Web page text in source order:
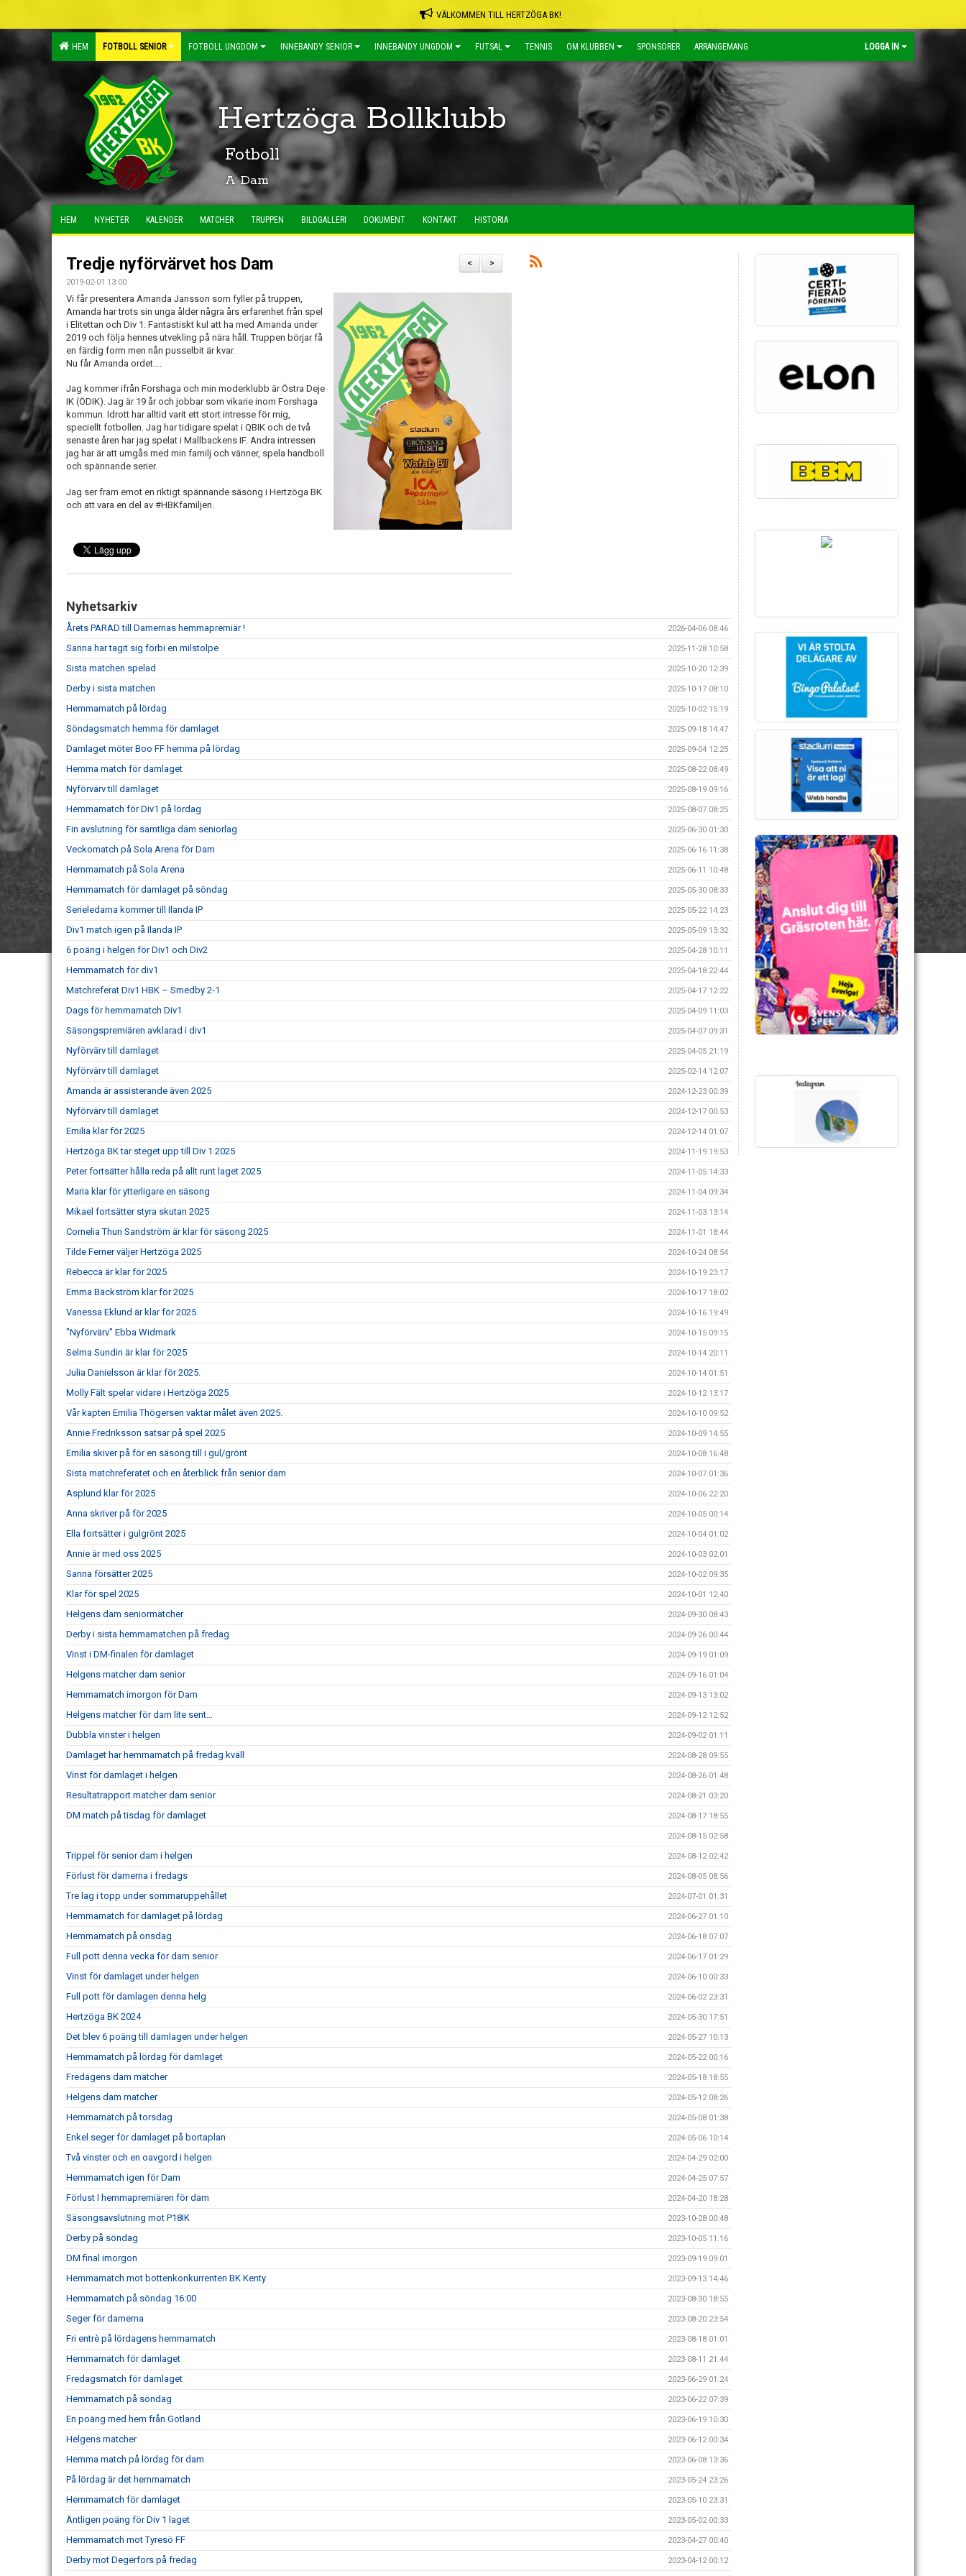
VÄLKOMMEN TILL HERTZÖGA BK!
HEM FOTBOLL SENIOR FOTBOLL UNGDOM INNEBANDY SENIOR INNEBANDY UNGDOM FUTSAL TENNIS OM KLUBBEN SPONSORER ARRANGEMANG LOGGA IN
Hertzöga Bollklubb
Fotboll
A Dam
HEM NYHETER KALENDER MATCHER TRUPPEN BILDGALLERI DOKUMENT KONTAKT HISTORIA
>
<
Tredje nyförvärvet hos Dam
2019-02-01 13:00
Vi får presentera Amanda Jansson som fyller på truppen,
Amanda har trots sin unga ålder några års erfarenhet från spel
i Elitettan och Div 1. Fantastiskt kul att ha med Amanda under
2019 och följa hennes utvekling på nära håll. Truppen börjar få
en färdig form men nån pusselbit är kvar.
Nu får Amanda ordet….
Jag kommer ifrån Forshaga och min moderklubb är Östra Deje
IK (ÖDIK). Jag är 19 år och jobbar som vikarie inom Forshaga
kommun. Idrott har alltid varit ett stort intresse för mig,
speciellt fotbollen. Jag har tidigare spelat i QBIK och de två
senaste åren har jag spelat i Mallbackens IF. Andra intressen
jag har är att umgås med min familj och vänner, spela handboll
och spännande serier.
Jag ser fram emot en riktigt spännande säsong i Hertzöga BK
och att vara en del av #HBKfamiljen.
Nyhetsarkiv
Årets PARAD till Damernas hemmapremiär ! 2026-04-06 08:46
Sanna har tagit sig förbi en milstolpe 2025-11-28 10:58
Sista matchen spelad 2025-10-20 12:39
Derby i sista matchen 2025-10-17 08:10
Hemmamatch på lördag 2025-10-02 15:19
Söndagsmatch hemma för damlaget 2025-09-18 14:47
Damlaget möter Boo FF hemma på lördag 2025-09-04 12:25
Hemma match för damlaget 2025-08-22 08:49
Nyförvärv till damlaget 2025-08-19 09:16
Hemmamatch för Div1 på lördag 2025-08-07 08:25
Fin avslutning för samtliga dam seniorlag 2025-06-30 01:30
Veckomatch på Sola Arena för Dam 2025-06-16 11:38
Hemmamatch på Sola Arena 2025-06-11 10:48
Hemmamatch för damlaget på söndag 2025-05-30 08:33
Serieledarna kommer till Ilanda IP 2025-05-22 14:23
Div1 match igen på Ilanda IP 2025-05-09 13:32
6 poäng i helgen för Div1 och Div2 2025-04-28 10:11
Hemmamatch för div1 2025-04-18 22:44
Matchreferat Div1 HBK – Smedby 2-1 2025-04-17 12:22
Dags för hemmamatch Div1 2025-04-09 11:03
Säsongspremiären avklarad i div1 2025-04-07 09:31
Nyförvärv till damlaget 2025-04-05 21:19
Nyförvärv till damlaget 2025-02-14 12:07
Amanda är assisterande även 2025 2024-12-23 00:39
Nyförvärv till damlaget 2024-12-17 00:53
Emilia klar för 2025 2024-12-14 01:07
Hertzöga BK tar steget upp till Div 1 2025 2024-11-19 19:53
Peter fortsätter hålla reda på allt runt laget 2025 2024-11-05 14:33
Maria klar för ytterligare en säsong 2024-11-04 09:34
Mikael fortsätter styra skutan 2025 2024-11-03 13:14
Cornelia Thun Sandström är klar för säsong 2025 2024-11-01 18:44
Tilde Ferner väljer Hertzöga 2025 2024-10-24 08:54
Rebecca är klar för 2025 2024-10-19 23:17
Emma Bäckström klar för 2025 2024-10-17 18:02
Vanessa Eklund är klar för 2025 2024-10-16 19:49
"Nyförvärv" Ebba Widmark 2024-10-15 09:15
Selma Sundin är klar för 2025 2024-10-14 20:11
Julia Danielsson är klar för 2025. 2024-10-14 01:51
Molly Fält spelar vidare i Hertzöga 2025 2024-10-12 13:17
Vår kapten Emilia Thögersen vaktar målet även 2025. 2024-10-10 09:52
Annie Fredriksson satsar på spel 2025 2024-10-09 14:55
Emilia skiver på för en säsong till i gul/grönt 2024-10-08 16:48
Sista matchreferatet och en återblick från senior dam 2024-10-07 01:36
Asplund klar för 2025 2024-10-06 22:20
Anna skriver på för 2025 2024-10-05 00:14
Ella fortsätter i gulgrönt 2025 2024-10-04 01:02
Annie är med oss 2025 2024-10-03 02:01
Sanna försätter 2025 2024-10-02 09:35
Klar för spel 2025 2024-10-01 12:40
Helgens dam seniormatcher 2024-09-30 08:43
Derby i sista hemmamatchen på fredag 2024-09-26 00:44
Vinst i DM-finalen för damlaget 2024-09-19 01:09
Helgens matcher dam senior 2024-09-16 01:04
Hemmamatch imorgon för Dam 2024-09-13 13:02
Helgens matcher för dam lite sent… 2024-09-12 12:52
Dubbla vinster i helgen 2024-09-02 01:11
Damlaget har hemmamatch på fredag kväll 2024-08-28 09:55
Vinst för damlaget i helgen 2024-08-26 01:48
Resultatrapport matcher dam senior 2024-08-21 03:20
DM match på tisdag för damlaget 2024-08-17 18:55
2024-08-15 02:58
Trippel för senior dam i helgen 2024-08-12 02:42
Förlust för damerna i fredags 2024-08-05 08:56
Tre lag i topp under sommaruppehållet 2024-07-01 01:31
Hemmamatch för damlaget på lördag 2024-06-27 01:10
Hemmamatch på onsdag 2024-06-18 07:07
Full pott denna vecka för dam senior 2024-06-17 01:29
Vinst för damlaget under helgen 2024-06-10 00:33
Full pott för damlagen denna helg 2024-06-02 23:31
Hertzöga BK 2024 2024-05-30 17:51
Det blev 6 poäng till damlagen under helgen 2024-05-27 10:13
Hemmamatch på lördag för damlaget 2024-05-22 00:16
Fredagens dam matcher 2024-05-18 18:55
Helgens dam matcher 2024-05-12 08:26
Hemmamatch på torsdag 2024-05-08 01:38
Enkel seger för damlaget på bortaplan 2024-05-06 10:14
Två vinster och en oavgord i helgen 2024-04-29 02:00
Hemmamatch igen för Dam 2024-04-25 07:57
Förlust I hemmapremiären för dam 2024-04-20 18:28
Säsongsavslutning mot P18IK 2023-10-28 00:48
Derby på söndag 2023-10-05 11:16
DM final imorgon 2023-09-19 09:01
Hemmamatch mot bottenkonkurrenten BK Kenty 2023-09-13 14:46
Hemmamatch på söndag 16:00 2023-08-30 18:55
Seger för damerna 2023-08-20 23:54
Fri entrè på lördagens hemmamatch 2023-08-18 01:01
Hemmamatch för damlaget 2023-08-11 21:44
Fredagsmatch för damlaget 2023-06-29 01:24
Hemmamatch på söndag 2023-06-22 07:39
En poäng med hem från Gotland 2023-06-19 10:30
Helgens matcher 2023-06-12 00:34
Hemma match på lördag för dam 2023-06-08 13:36
På lördag är det hemmamatch 2023-05-24 23:26
Hemmamatch för damlaget 2023-05-10 23:31
Äntligen poäng för Div 1 laget 2023-05-02 00:33
Hemmamatch mot Tyresö FF 2023-04-27 00:40
Derby mot Degerfors på fredag 2023-04-12 00:12